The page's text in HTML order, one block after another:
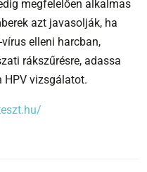
megfelelően alkalmas
azt javasolják, ha
elleni harcban,
rákszűrésre, adassa
HPV vizsgálatot.